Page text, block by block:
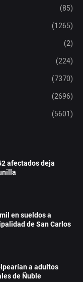
(85)
(1265)
(2)
(224)
(7370)
(2696)
(5601)
afectados deja
en sueldos a
de San Carlos
a adultos
de Ñuble